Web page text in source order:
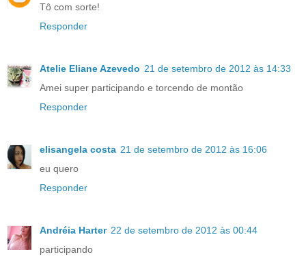
Tô com sorte!
Responder
Atelie Eliane Azevedo 21 de setembro de 2012 às 14:33
Amei super participando e torcendo de montão
Responder
elisangela costa 21 de setembro de 2012 às 16:06
eu quero
Responder
Andréia Harter 22 de setembro de 2012 às 00:44
participando